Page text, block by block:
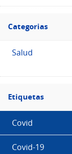
Filtro
Categorias
Categorias
Salud
Filtro
Etiquetas
Etiquetas
Covid
Covid-19